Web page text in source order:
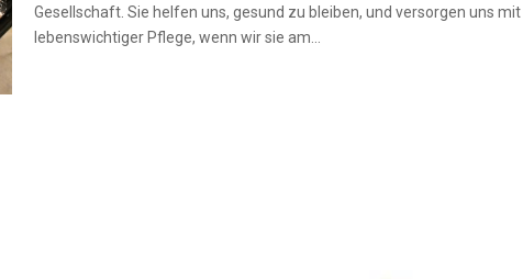
Gesellschaft. Sie helfen uns, gesund zu bleiben, und versorgen uns mit
lebenswichtiger Pflege, wenn wir sie am...